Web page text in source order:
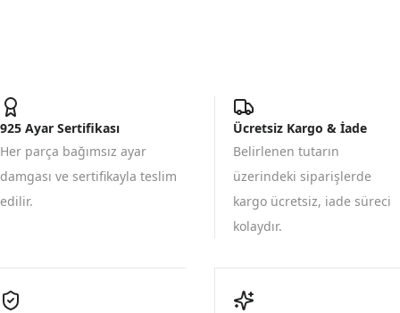
925 Ayar Sertifikası
Her parça bağımsız ayar
damgası ve sertifikayla teslim
edilir.
Ücretsiz Kargo & İade
Belirlenen tutarın
üzerindeki siparişlerde
kargo ücretsiz, iade süreci
kolaydır.